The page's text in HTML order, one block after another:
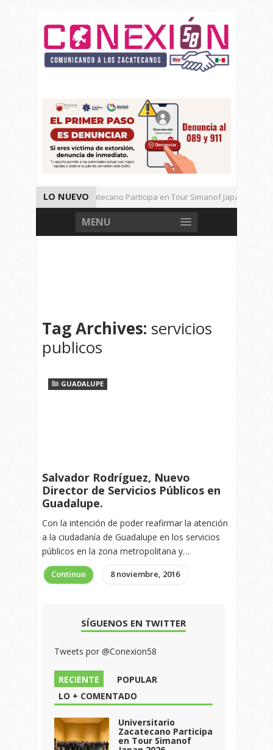
LO NUEVO
Universitario Zacatecano Participa en Tour Simanof Japan 2026
Implementa SAMA Estrategia de Reciclaje con Empresa PetStar
MENU
Tag Archives: servicios
publicos
GUADALUPE
Salvador Rodríguez, Nuevo
Director de Servicios Públicos en
Guadalupe.
Con la intención de poder reafirmar la atención
a la ciudadanía de Guadalupe en los servicios
públicos en la zona metropolitana y…
Continue 8 noviembre, 2016
SÍGUENOS EN TWITTER
Tweets por @Conexion58
RECIENTE
POPULAR
LO + COMENTADO
Universitario
Zacatecano Participa
en Tour Simanof